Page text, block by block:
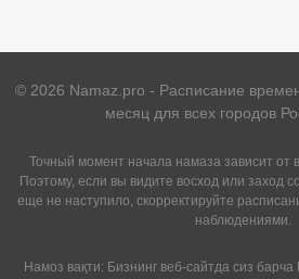
© 2026 Namaz.pro - Расписание
месяц для всех городов
Точный момент начала намаза зависит от
Поэтому, если вы видите восход или заход
еще не наступило, скорректируйте
наблюдениями.
Намоз вақти: Бизнинг веб-сайтда сиз